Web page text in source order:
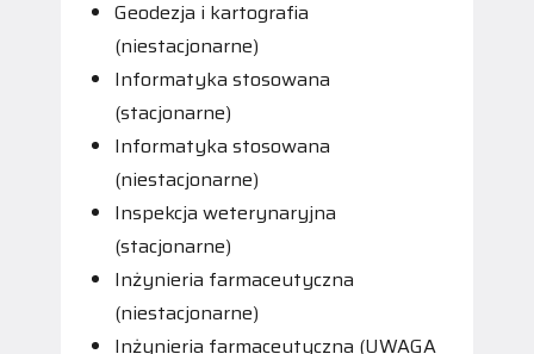
Geodezja i kartografia
(niestacjonarne)
Informatyka stosowana
(stacjonarne)
Informatyka stosowana
(niestacjonarne)
Inspekcja weterynaryjna
(stacjonarne)
Inżynieria farmaceutyczna
(niestacjonarne)
Inżynieria farmaceutyczna (UWAGA